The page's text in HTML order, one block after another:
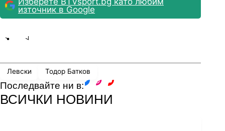
източник в Google
Левски Тодор Батков
Последвайте ни в:
ВСИЧКИ НОВИНИ